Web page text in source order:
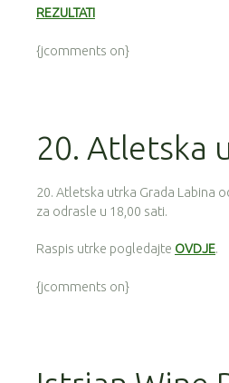
REZULTATI
{jcomments on}
20. Atletska
20. Atletska utrka Grada Labina
za odrasle u 18,00 sati.
Raspis utrke pogledajte OVDJE.
{jcomments on}